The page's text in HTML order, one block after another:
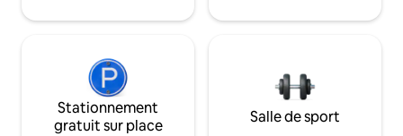
Stationnement
gratuit sur place
Salle de sport